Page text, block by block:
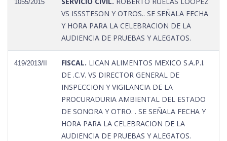
1055/2015
VS ISSSTESON Y OTROS.. SE SEÑALA FECHA
Y HORA PARA LA CELEBRACION DE LA
AUDIENCIA DE PRUEBAS Y ALEGATOS.
419/2013/II FISCAL. LICAN ALIMENTOS MEXICO S.A.P.I.
DE .C.V. VS DIRECTOR GENERAL DE
INSPECCION Y VIGILANCIA DE LA
PROCURADURIA AMBIENTAL DEL ESTADO
DE SONORA Y OTRO. . SE SEÑALA FECHA Y
HORA PARA LA CELEBRACION DE LA
AUDIENCIA DE PRUEBAS Y ALEGATOS.